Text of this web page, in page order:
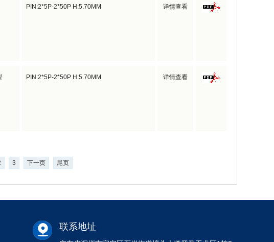
PIN:2*5P-2*50P H:5.70MM 详情查看
PIN:2*5P-2*50P H:5.70MM 详情查看
3 下一页 尾页
联系地址